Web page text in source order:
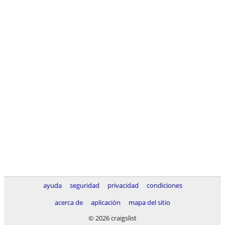
ayuda seguridad privacidad
condiciones
acerca de
aplicación
mapa del sitio
© 2026 craigslist